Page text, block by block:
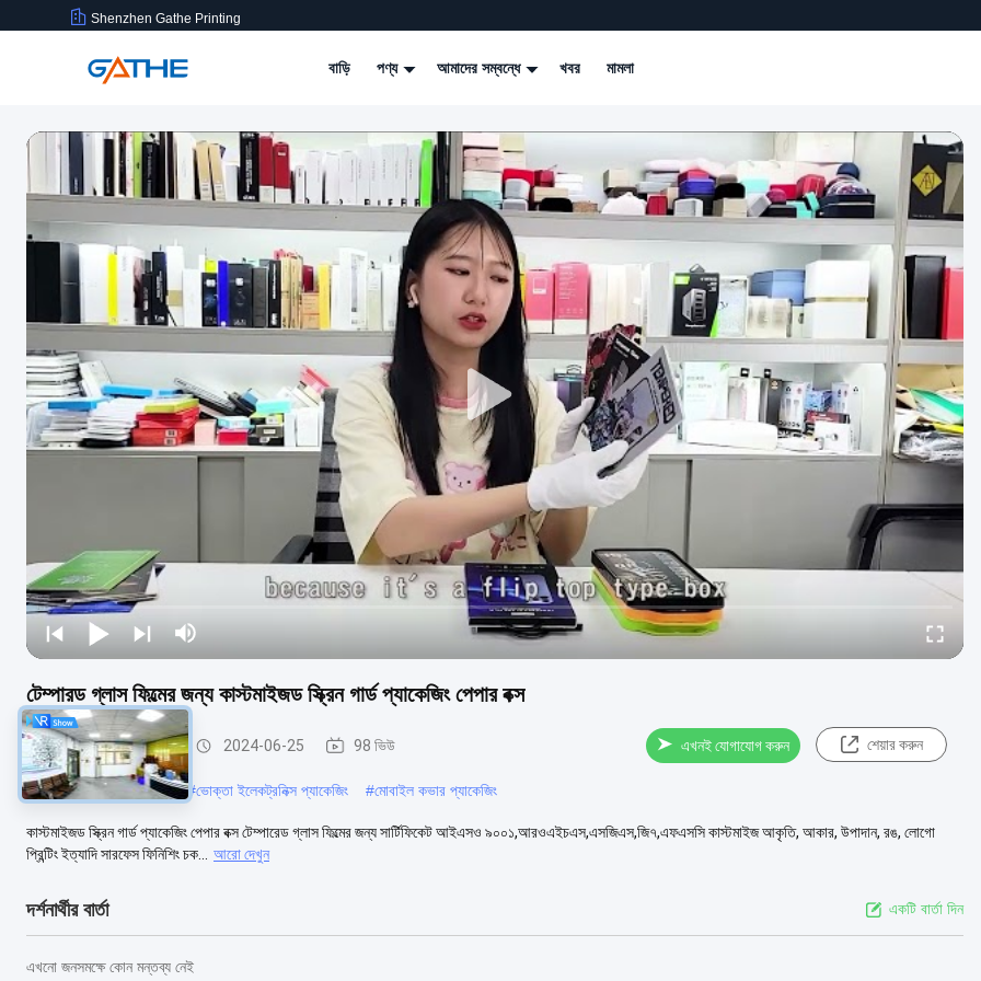
Shenzhen Gathe Printing
বাড়ি পণ্য আমাদের সম্বন্ধে খবর মামলা
টেম্পারড গ্লাস ফিল্মের জন্য কাস্টমাইজড স্ক্রিন গার্ড প্যাকেজিং পেপার বক্স
স্ক্রিন প্রোটেক্টর প্যাকেজিং 2024-06-25 98 ভিউ এখনই যোগাযোগ করুন শেয়ার করুন
#কাস্টম ফোন কেস প্যাকেজিং #ভোক্তা ইলেকট্রনিক্স প্যাকেজিং #মোবাইল কভার প্যাকেজিং
কাস্টমাইজড স্ক্রিন গার্ড প্যাকেজিং পেপার বক্স টেম্পারেড গ্লাস ফিল্মের জন্য সার্টিফিকেট আইএসও ৯০০১,আরওএইচএস,এসজিএস,জি৭,এফএসসি কাস্টমাইজ আকৃতি, আকার, উপাদান, রঙ, লোগো
প্রিন্টিং ইত্যাদি সারফেস ফিনিশিং চক...
আরো দেখুন
দর্শনার্থীর বার্তা একটি বার্তা দিন
এখনো জনসমক্ষে কোন মন্তব্য নেই